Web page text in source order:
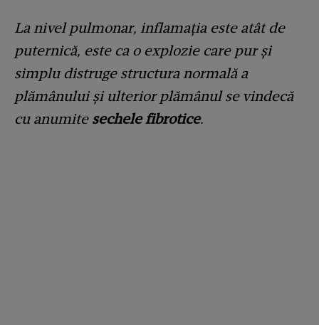
La nivel pulmonar, inflamația este atât de
puternică, este ca o explozie care pur și
simplu distruge structura normală a
plămânului și ulterior plămânul se vindecă
cu anumite sechele fibrotice.